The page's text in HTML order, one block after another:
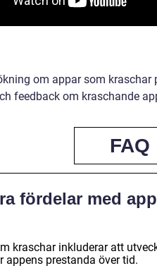
om appar som kraschar
feedback om kraschande
FAQ
fördelar med
kraschar inkluderar att
appens prestanda över tid.